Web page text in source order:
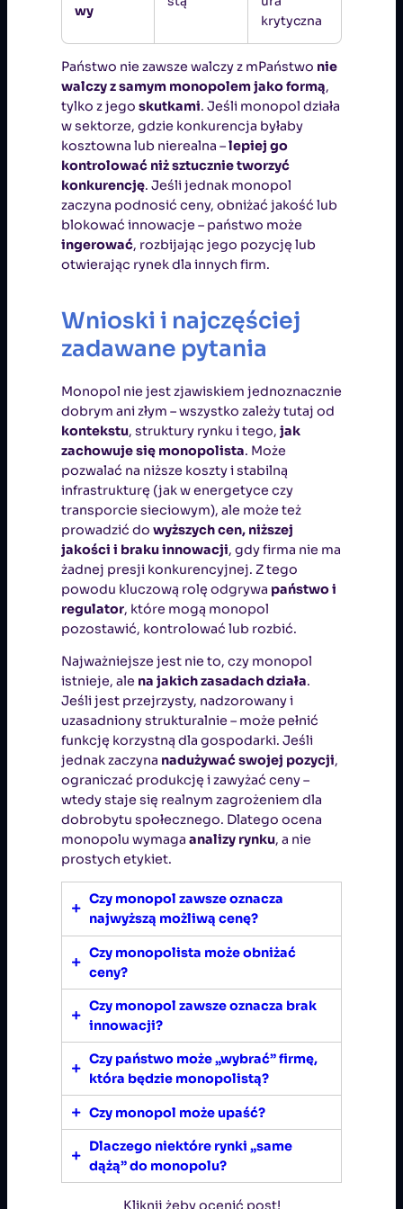
wy
krytyczna
Państwo nie zawsze walczy z mPaństwo nie
walczy z samym monopolem jako formą,
tylko z jego skutkami. Jeśli monopol działa
w sektorze, gdzie konkurencja byłaby
kosztowna lub nierealna –lepiej go
kontrolować niż sztucznie tworzyć
konkurencję. Jeśli jednak monopol
zaczyna podnosić ceny, obniżać jakość lub
blokować innowacje – państwo może
ingerować, rozbijając jego pozycję lub
otwierając rynek dla innych firm.
Wnioski i najczęściej
zadawane pytania
Monopol nie jest zjawiskiem jednoznacznie
dobrym ani złym – wszystko zależy tutaj od
kontekstu, struktury rynku i tego, jak
zachowuje się monopolista. Może
pozwalać na niższe koszty i stabilną
infrastrukturę (jak w energetyce czy
transporcie sieciowym), ale może też
prowadzić do wyższych cen, niższej
jakości i braku innowacji, gdy firma nie ma
żadnej presji konkurencyjnej. Z tego
powodu kluczową rolę odgrywa państwo i
regulator, które mogą monopol
pozostawić, kontrolować lub rozbić.
Najważniejsze jest nie to, czy monopol
istnieje, ale na jakich zasadach działa.
Jeśli jest przejrzysty, nadzorowany i
uzasadniony strukturalnie – może pełnić
funkcję korzystną dla gospodarki. Jeśli
jednak zaczyna nadużywać swojej pozycji,
ograniczać produkcję i zawyżać ceny –
wtedy staje się realnym zagrożeniem dla
dobrobytu społecznego. Dlatego ocena
monopolu wymaga analizy rynku, a nie
prostych etykiet.
Czy monopol zawsze oznacza
najwyższą możliwą cenę?
Nie. Monopolista maksymalizuje
zysk, a nie cenę. Jeśli cena będzie
zbyt wysoka,popyt spadniei firma
zarobi mniej. Dlatego cena w
monopolu jestwyższa niż w
konkurencji, alenie „dowolnie”
wysoka.
Czy monopolista może obniżać
ceny?
Tak – szczególnie jeśli
potencjalnej konkurencjilub chce
utrudnić wejście innym. Czasem
monopolista celowo utrzymuje ceny
„umiarkowane”, żeby nie
prowokować regulatora lub nowych
firm.
Czy monopol zawsze oznacza brak
innowacji?
Nie zawsze, ale
zwykle obniża
motywację do ulepszania
produktów. Jeżeli firma nie musi
walczyć o klienta, naturalnietempo
innowacji spada. Wyjątkiem są
monopole patentowe, gdzie
Czy państwo może „wybrać” firmę,
która będzie monopolistą?
Tak – w sektorach strategicznych
(np. emisja pieniądza, kontrola sieci
energetycznej, infrastruktura
krytyczna) państwocelowo
utrzymuje monopolze względu na
Czy monopol może upaść?
Może, jeśli:
Dlaczego niektóre rynki „same
dążą” do monopolu?
Kliknij żeby ocenić post!